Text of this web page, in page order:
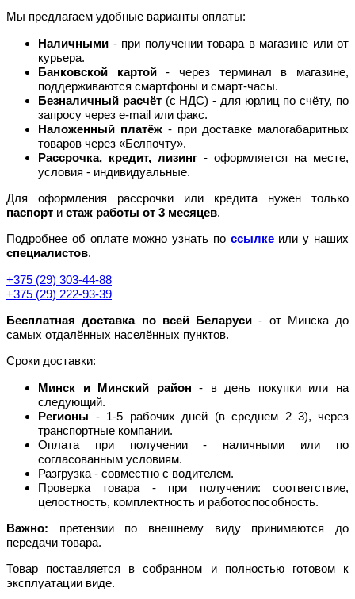
Мы предлагаем удобные варианты оплаты:
Наличными - при получении товара в магазине или от
курьера.
Банковской картой- через терминал в магазине,
поддерживаются смартфоны и смарт-часы.
Безналичный расчёт(с НДС) - для юрлиц по счёту, по
запросу через e-mail или факс.
Наложенный платёж - при доставке малогабаритных
товаров через «Белпочту».
Рассрочка, кредит, лизинг - оформляется на месте,
условия - индивидуальные.
Для оформления рассрочки или кредита нужен только
паспорт и стаж работы от 3 месяцев.
Подробнее об оплате можно узнать по ссылкеили у наших
специалистов.
+375 (29) 303-44-88
+375 (29) 222-93-39
Бесплатная доставка по всей Беларуси - от Минска до
самых отдалённых населённых пунктов.
Сроки доставки:
Минск и Минский район - в день покупки или на
следующий.
Регионы - 1-5 рабочих дней (в среднем 2–3), через
транспортные компании.
Оплата при получении - наличными или по
согласованным условиям.
Разгрузка - совместно с водителем.
Проверка товара - при получении: соответствие,
целостность, комплектность и работоспособность.
Важно: претензии по внешнему виду принимаются до
передачи товара.
Товар поставляется в собранном и полностью готовом к
эксплуатации виде.